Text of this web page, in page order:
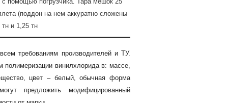
(поддон на нем аккуратно сложены
и 1,25 тн
требованиям производителей и ТУ.
полимеризации винилхлорида в: массе,
цвет – белый, обычная форма
предложить модифицированный